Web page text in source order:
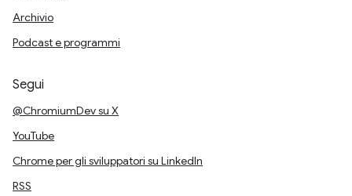
Archivio
Podcast e programmi
Segui
@ChromiumDev su X
YouTube
Chrome per gli sviluppatori su LinkedIn
RSS